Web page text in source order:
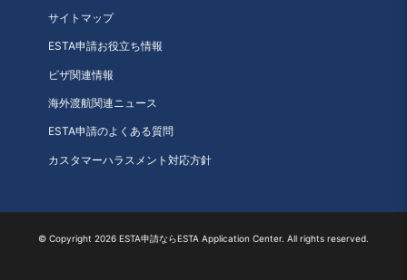
サイトマップ
ESTA申請お役立ち情報
ビザ関連情報
海外渡航関連ニュース
ESTA申請のよくある質問
カスタマーハラスメント対応方針
© Copyright 2026 ESTA申請ならESTA Application Center. All rights reserved.